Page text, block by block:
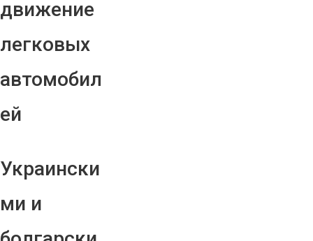
движение
легковых
автомобил
ей
Украински
ми и